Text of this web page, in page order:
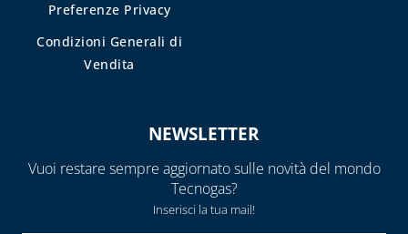
GUARNIZIONI IN
GOMMA
SERBATOI E
INTERCETTAZIONE
ANTINCENDIO
FILTRI, VALVOLE
Preferenze Privacy
Condizioni Generali di
Vendita
NEWSLETTER
Vuoi restare sempre aggiornato sulle novità del mondo
Tecnogas?
Inserisci la tua mail!